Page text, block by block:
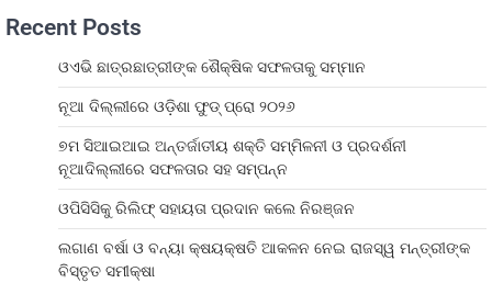
Recent Posts
ଓଏଭି ଛାତ୍ରଛାତ୍ରୀଙ୍କ ଶୈକ୍ଷିକ ସଫଳତାକୁ ସମ୍ମାନ
ନୂଆ ଦିଲ୍ଲୀରେ ଓଡ଼ିଶା ଫୁଡ୍ ପ୍ରୋ ୨୦୨୬
୭ମ ସିଆଇଆଇ ଅନ୍ତର୍ଜାତୀୟ ଶକ୍ତି ସମ୍ମିଳନୀ ଓ ପ୍ରଦର୍ଶନୀ
ନୂଆଦିଲ୍ଲୀରେ ସଫଳତାର ସହ ସମ୍ପନ୍ନ
ଓପିସିସିକୁ ରିଲିଫ୍ ସହାୟତା ପ୍ରଦାନ କଲେ ନିରଞ୍ଜନ
ଲଗାଣ ବର୍ଷା ଓ ବନ୍ୟା କ୍ଷୟକ୍ଷତି ଆକଳନ ନେଇ ରାଜସ୍ୱ ମନ୍ତ୍ରୀଙ୍କ
ବିସ୍ତୃତ ସମୀକ୍ଷା